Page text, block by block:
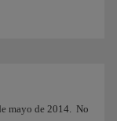
mayo de 2014. No